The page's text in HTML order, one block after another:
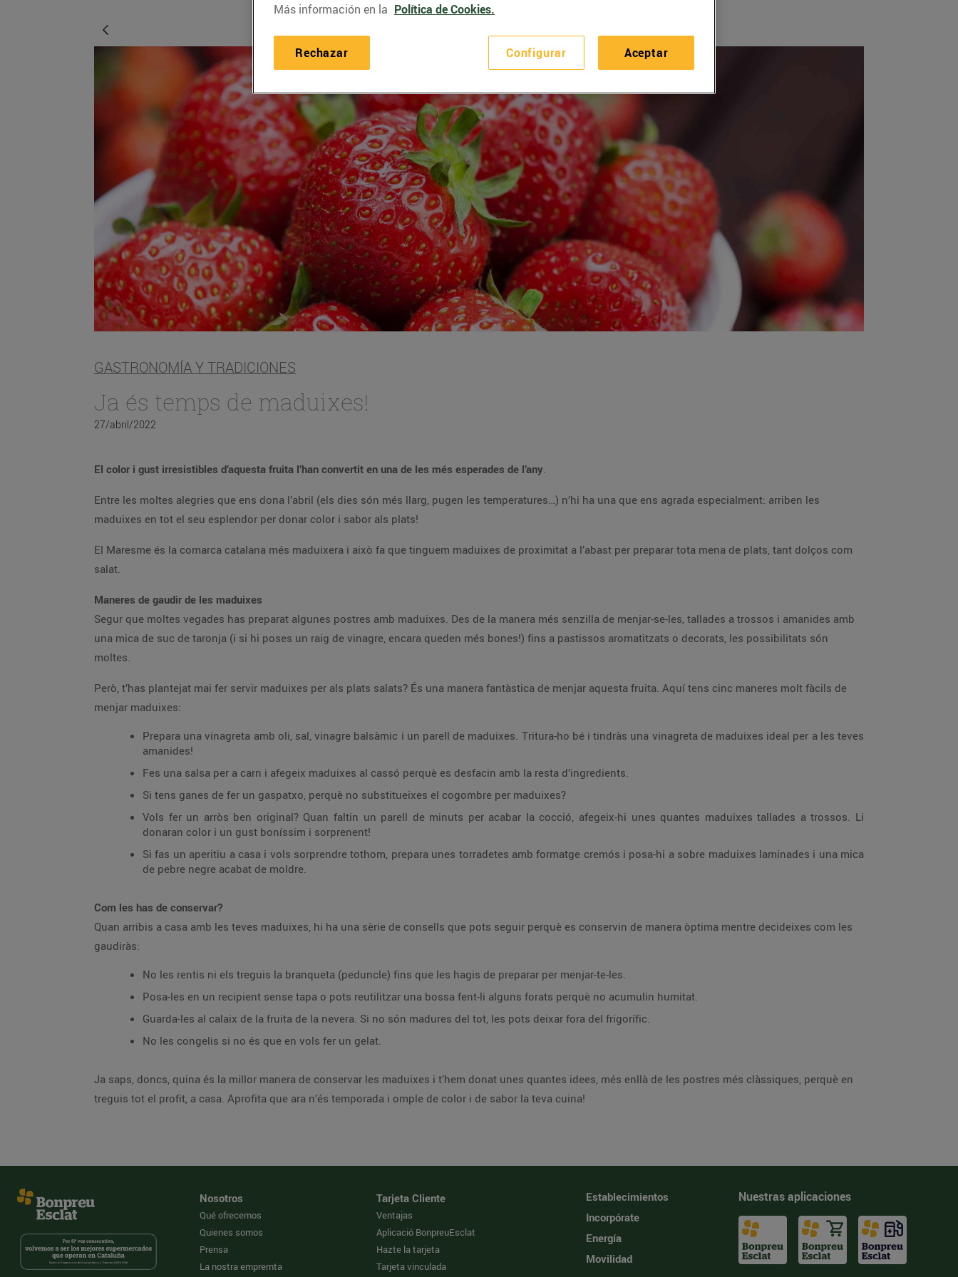
GASTRONOMÍA Y TRADICIONES
Ja és temps de maduixes!
27/abril/2022
El color i gust irresistibles d’aquesta fruita l’han convertit en una de les més esperades de l’any.
Entre les moltes alegries que ens dona l’abril (els dies són més llarg, pugen les temperatures…) n’hi ha una que ens agrada especialment: arriben les
maduixes en tot el seu esplendor per donar color i sabor als plats!
El Maresme és la comarca catalana més maduixera i això fa que tinguem maduixes de proximitat a l’abast per preparar tota mena de plats, tant dolços com
salat.
Maneres de gaudir de les maduixes
Segur que moltes vegades has preparat algunes postres amb maduixes. Des de la manera més senzilla de menjar-se-les, tallades a trossos i amanides amb
una mica de suc de taronja (i si hi poses un raig de vinagre, encara queden més bones!) fins a pastissos aromatitzats o decorats, les possibilitats són
moltes.
Però, t’has plantejat mai fer servir maduixes per als plats salats? És una manera fantàstica de menjar aquesta fruita. Aquí tens cinc maneres molt fàcils de
menjar maduixes:
Prepara una vinagreta amb oli, sal, vinagre balsàmic i un parell de maduixes. Tritura-ho bé i tindràs una vinagreta de maduixes ideal per a les teves
amanides!
Fes una salsa per a carn i afegeix maduixes al cassó perquè es desfacin amb la resta d’ingredients.
Si tens ganes de fer un gaspatxo, perquè no substitueixes el cogombre per maduixes?
Vols fer un arròs ben original? Quan faltin un parell de minuts per acabar la cocció, afegeix-hi unes quantes maduixes tallades a trossos. Li
donaran color i un gust boníssim i sorprenent!
Si fas un aperitiu a casa i vols sorprendre tothom, prepara unes torradetes amb formatge cremós i posa-hi a sobre maduixes laminades i una mica
de pebre negre acabat de moldre.
Com les has de conservar?
Quan arribis a casa amb les teves maduixes, hi ha una sèrie de consells que pots seguir perquè es conservin de manera òptima mentre decideixes com les
gaudiràs:
No les rentis ni els treguis la branqueta (peduncle) fins que les hagis de preparar per menjar-te-les.
Posa-les en un recipient sense tapa o pots reutilitzar una bossa fent-li alguns forats perquè no acumulin humitat.
Guarda-les al calaix de la fruita de la nevera. Si no són madures del tot, les pots deixar fora del frigorífic.
No les congelis si no és que en vols fer un gelat.
Ja saps, doncs, quina és la millor manera de conservar les maduixes i t’hem donat unes quantes idees, més enllà de les postres més clàssiques, perquè en
treguis tot el profit, a casa. Aprofita que ara n’és temporada i omple de color i de sabor la teva cuina!
Nosotros
Qué ofrecemos
Quienes somos
Prensa
La nostra empremta
Tarjeta Cliente
Ventajas
Aplicació BonpreuEsclat
Hazte la tarjeta
Tarjeta vinculada
Establecimientos
Incorpórate
Energía
Movilidad
Nuestras aplicaciones
Más información en la Política de Cookies.
Configurar
Rechazar Aceptar